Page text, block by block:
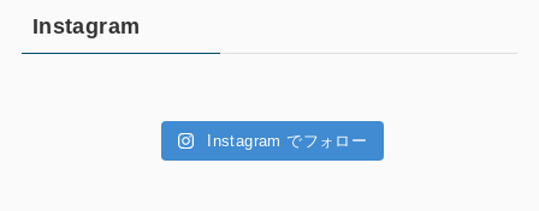
Instagram
Instagram でフォロー